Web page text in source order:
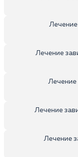
Лечение
Лечение
Лечение
Лечение